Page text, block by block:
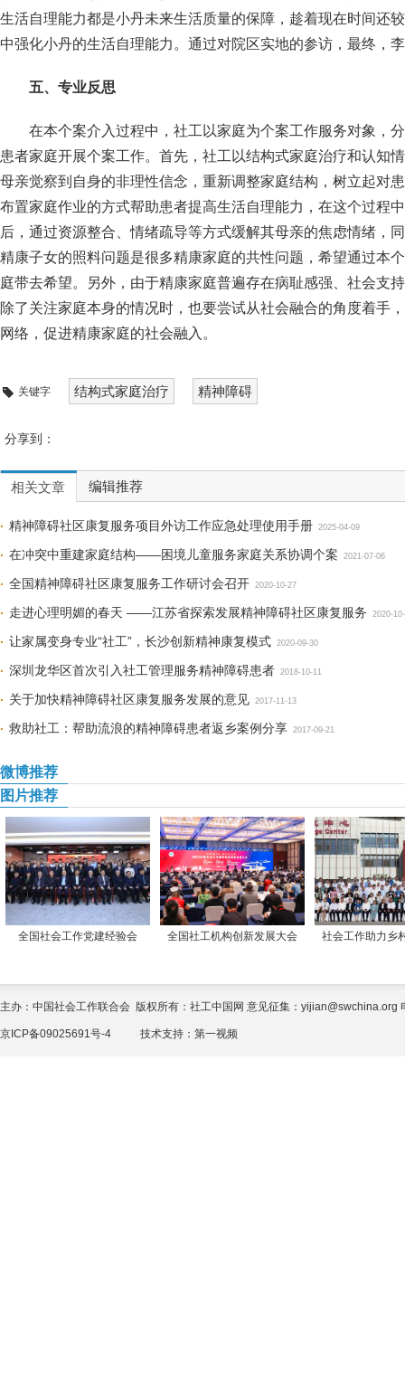
生活自理能力都是小丹未来生活质量的保障，趁着现在时间还
中强化小丹的生活自理能力。通过对院区实地的参访，最终，
五、专业反思
在本个案介入过程中，社工以家庭为个案工作服务对象，
患者家庭开展个案工作。首先，社工以结构式家庭治疗和认知
母亲觉察到自身的非理性信念，重新调整家庭结构，树立起对
布置家庭作业的方式帮助患者提高生活自理能力，在这个过程
后，通过资源整合、情绪疏导等方式缓解其母亲的焦虑情绪，
精康子女的照料问题是很多精康家庭的共性问题，希望通过本
庭带去希望。另外，由于精康家庭普遍存在病耻感强、社会支
除了关注家庭本身的情况时，也要尝试从社会融合的角度着手
网络，促进精康家庭的社会融入。
关键字 结构式家庭治疗 精神障碍
分享到：
相关文章 编辑推荐
精神障碍社区康复服务项目外访工作应急处理使用手册 2025-04-09
在冲突中重建家庭结构——困境儿童服务家庭关系协调个案 2021-07-06
全国精神障碍社区康复服务工作研讨会召开 2020-10-27
走进心理明媚的春天 ——江苏省探索发展精神障碍社区康复服务 2020-
让家属变身专业“社工”，长沙创新精神康复模式 2020-09-30
深圳龙华区首次引入社工管理服务精神障碍患者 2018-10-11
关于加快精神障碍社区康复服务发展的意见 2017-11-13
救助社工：帮助流浪的精神障碍患者返乡案例分享 2017-09-21
微博推荐
图片推荐
全国社会工作党建经验会 全国社工机构创新发展大会 社会工作助力乡
主办：中国社会工作联合会 版权所有：社工中国网 意见征集：yijian@swchina.org
京ICP备09025691号-4 技术支持： 第一视频